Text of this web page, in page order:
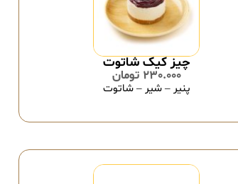
چیز کیک شاتوت
230.000 تومان
پنیر – شیر – شاتوت